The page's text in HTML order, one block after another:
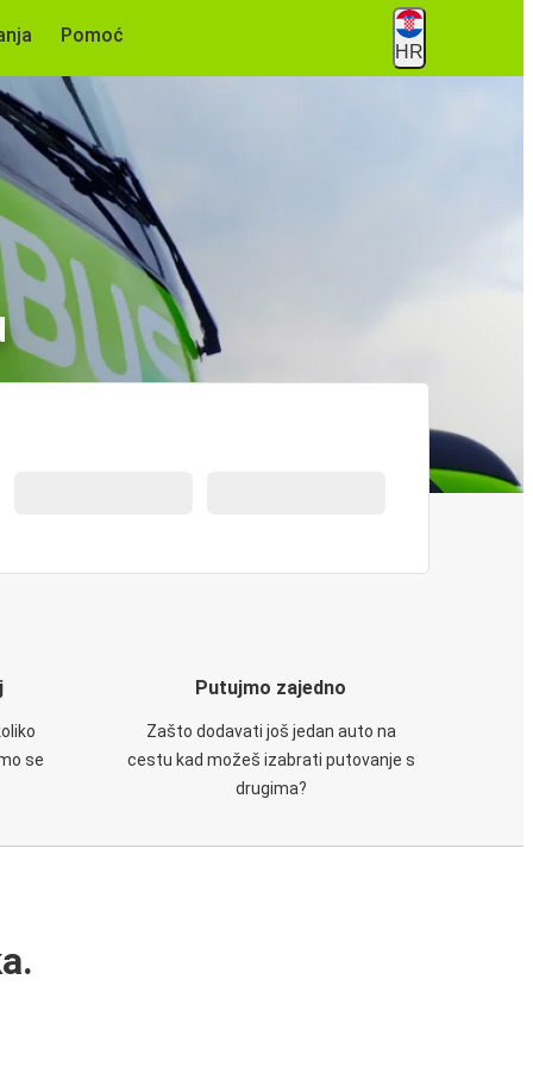
Pomoć
HR
se
Putujmo zajedno
Zašto dodavati još jedan auto na
cestu kad možeš izabrati putovanje s
drugima?